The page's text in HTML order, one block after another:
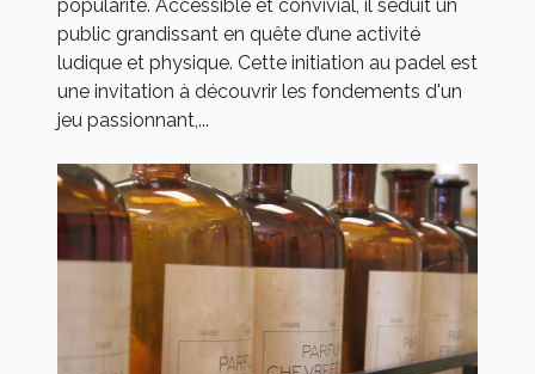
popularité. Accessible et convivial, il séduit un
public grandissant en quête d’une activité
ludique et physique. Cette initiation au padel est
une invitation à découvrir les fondements d'un
jeu passionnant,...